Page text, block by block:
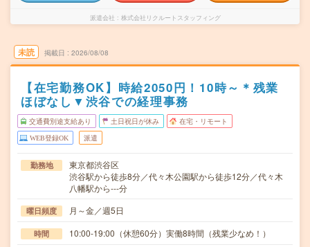
派遣会社 株式会社リクルートスタッフィング
未読 掲載日 2026/08/08
【在宅勤務OK】時給2050円！10時～＊残業
ほぼなし▼渋谷での経理事務
交通費別途支給あり 土日祝日が休み 在宅・リモート
WEB登録OK 派遣
勤務地
東京都渋谷区
渋谷駅から徒歩8分／代々木公園駅から徒歩12分／代々木
八幡駅から---分
曜日頻度 月～金／週5日
時間 10:00-19:00（休憩60分）実働8時間（残業少なめ！）